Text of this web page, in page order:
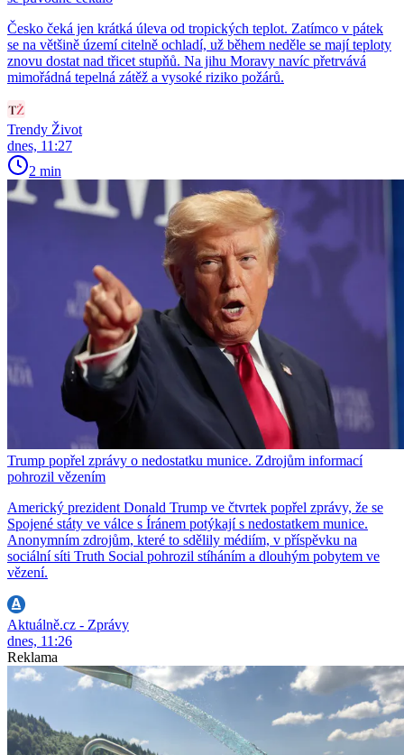
Česko čeká jen krátká úleva od tropických teplot. Zatímco v pátek
se na většině území citelně ochladí, už během neděle se mají teploty
znovu dostat nad třicet stupňů. Na jihu Moravy navíc přetrvává
mimořádná tepelná zátěž a vysoké riziko požárů.
Trendy Život
dnes, 11:27
2 min
Trump popřel zprávy o nedostatku munice. Zdrojům informací
pohrozil vězením
Americký prezident Donald Trump ve čtvrtek popřel zprávy, že se
Spojené státy ve válce s Íránem potýkají s nedostatkem munice.
Anonymním zdrojům, které to sdělily médiím, v příspěvku na
sociální síti Truth Social pohrozil stíháním a dlouhým pobytem ve
vězení.
Aktuálně.cz - Zprávy
dnes, 11:26
Reklama